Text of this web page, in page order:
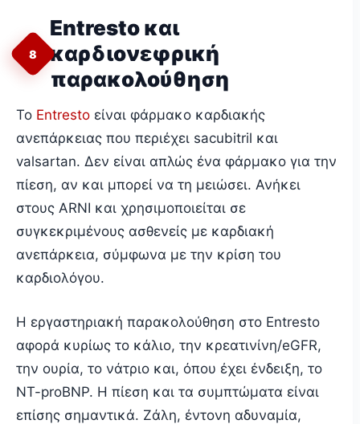
8
Entresto και
καρδιονεφρική
παρακολούθηση
Το Entresto είναι φάρμακο καρδιακής
ανεπάρκειας που περιέχει sacubitril και
valsartan. Δεν είναι απλώς ένα φάρμακο για την
πίεση, αν και μπορεί να τη μειώσει. Ανήκει
στους ARNI και χρησιμοποιείται σε
συγκεκριμένους ασθενείς με καρδιακή
ανεπάρκεια, σύμφωνα με την κρίση του
καρδιολόγου.
Η εργαστηριακή παρακολούθηση στο Entresto
αφορά κυρίως το κάλιο, την κρεατινίνη/eGFR,
την ουρία, το νάτριο και, όπου έχει ένδειξη, το
NT-proBNP. Η πίεση και τα συμπτώματα είναι
επίσης σημαντικά. Ζάλη, έντονη αδυναμία,